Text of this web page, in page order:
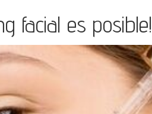
facial es posible!